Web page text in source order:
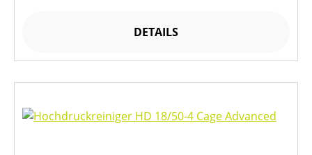
DETAILS